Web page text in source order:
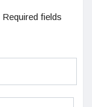
Required fields